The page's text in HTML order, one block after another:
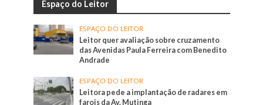
Espaço do Leitor
ESPAÇO DO LEITOR
Leitor quer avaliação sobre cruzamento
das Avenidas Paula Ferreira com Benedito
Andrade
ESPAÇO DO LEITOR
Leitora pede a implantação de radares em
farois da Av. Mutinga